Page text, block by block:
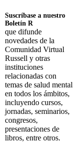
Suscríbase a nuestro
Boletín R
que difunde
novedades de la
Comunidad Virtual
Russell y otras
instituciones
relacionadas con
temas de salud mental
en todos los ámbitos,
incluyendo cursos,
jornadas, seminarios,
congresos,
presentaciones de
libros, entre otros.